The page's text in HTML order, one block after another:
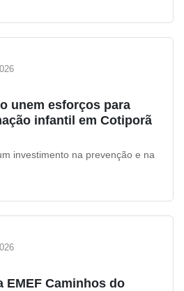
unem esforços para
infantil em Cotiporã
investimento na prevenção e na
EMEF Caminhos do